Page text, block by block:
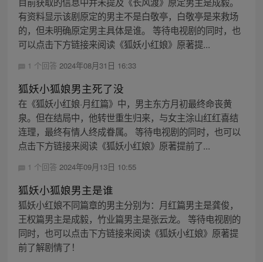
有资料显示该剧原定的男主不是白敬亭，白敬亭是来救场
的，但未明确原定男主具体是谁。 等待电视剧的同时，也
可以点击下方链接来阅读《狐妖小红娘》原著提...
1 个回答 2024年08月31日 16:33
狐妖小狐娘男主死了没
在《狐妖小红娘·月红篇》中，男主东方月初最终命丧黄
泉。但在结局中，他转世重生归来，与女主涂山红红喜结
连理，最终有情人终成眷属。 等待电视剧的同时，也可以
点击下方链接来阅读《狐妖小红娘》原著提前了...
1 个回答 2024年09月13日 10:55
狐妖小狐娘男主是谁
狐妖小红娘不同篇章的男主分别为：月红篇男主是龚俊，
王权篇男主是成毅，竹业篇男主是张云龙。 等待电视剧的
同时，也可以点击下方链接来阅读《狐妖小红娘》原著提
前了解剧情了！